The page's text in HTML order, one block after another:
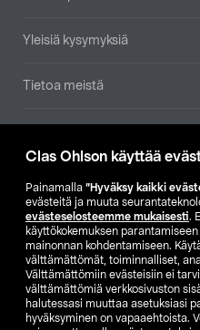
Clas Ohlson käyttää
Painamalla ”Hyväksy kaikki
evästeitä ja muuta
evästeselosteemme mukaisesti.
käyttökokemuksen
mainonnan kohdentamiseen.
välttämättömät, toiminnalliset,
Välttämättömiin evästeisiin ei
välttämättömiä verkkosivuston
halutessasi muuttaa asetuksiasi
hyväksyminen on vapaaehtoista.
Yleisiä kysymyksiä
Tietoa meistä
Etsi
SE
FI